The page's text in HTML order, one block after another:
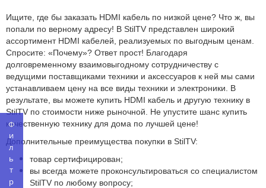
Фильтр
Ищите, где бы заказать HDMI кабель по низкой цене? Что ж, вы
попали по верному адресу! В StilTV представлен широкий
ассортимент HDMI кабелей, реализуемых по выгодным ценам.
Спросите: «Почему»? Ответ прост! Благодаря
долговременному взаимовыгодному сотрудничеству с
ведущими поставщиками техники и аксессуаров к ней мы сами
устанавливаем цену на все виды техники и электроники. В
результате, вы можете купить HDMI кабель и другую технику в
StilTV по стоимости ниже рыночной. Не упустите шанс купить
качественную технику для дома по лучшей цене!
Дополнительные преимущества покупки в StilTV:
товар сертифицирован;
вы всегда можете проконсультироваться со специалистом
StilTV по любому вопросу;